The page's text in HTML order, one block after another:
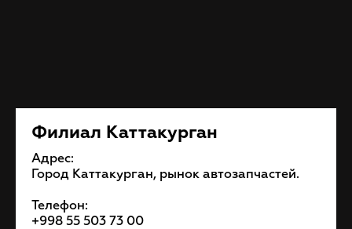
Филиал Каттакурган
Адрес:
Город Каттакурган, рынок автозапчастей.
Телефон:
+998 55 503 73 00